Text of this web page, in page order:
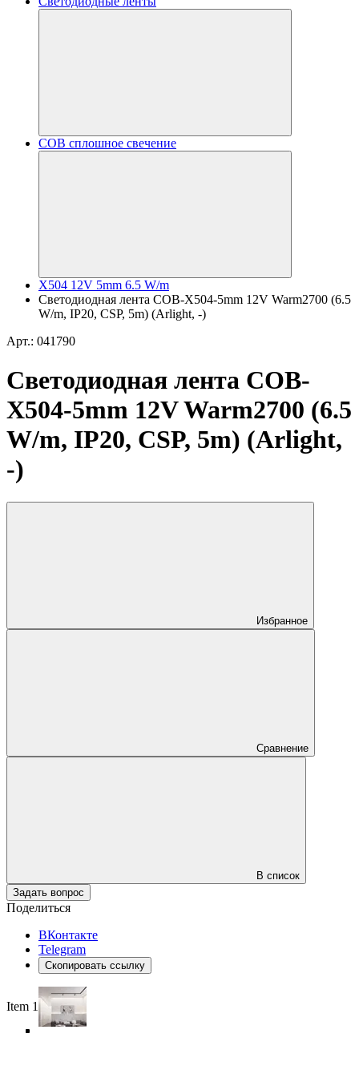
COB сплошное свечение
X504 12V 5mm 6.5 W/m
Светодиодная лента COB-X504-5mm 12V Warm2700 (6.5
W/m, IP20, CSP, 5m) (Arlight, -)
Арт.: 041790
Светодиодная лента COB-
X504-5mm 12V Warm2700 (6.5
W/m, IP20, CSP, 5m) (Arlight,
-)
Избранное
Сравнение
В список
Задать вопрос
Поделиться
ВКонтакте
Telegram
Скопировать ссылку
Item 1 of 6